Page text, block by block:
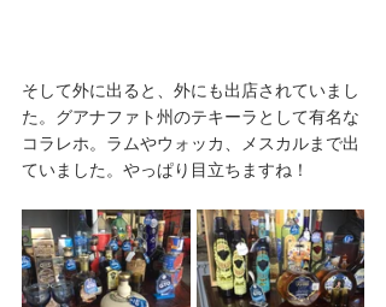
そして外に出ると、外にも出店されていまし
た。グアナファト州のテキーラとして有名な
コラレホ。ラムやウォッカ、メスカルまで出
ていました。やっぱり目立ちますね！